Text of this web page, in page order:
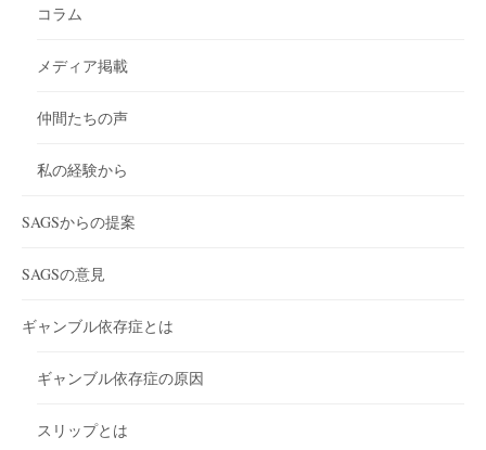
コラム
メディア掲載
仲間たちの声
私の経験から
SAGSからの提案
SAGSの意見
ギャンブル依存症とは
ギャンブル依存症の原因
スリップとは